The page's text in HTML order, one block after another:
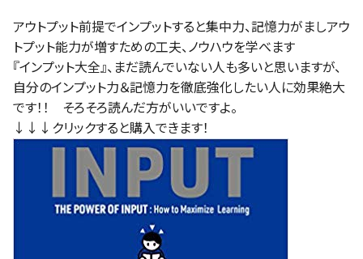
アウトプット前提でインプットすると集中力、記憶力がましアウ
トプット能力が増すための工夫、ノウハウを学べます
『インプット大全』、まだ読んでいない人も多いと思いますが、
自分のインプット力＆記憶力を徹底強化したい人に効果絶大
です！！ そろそろ読んだ方がいいですよ。
↓↓↓クリックすると購入できます！